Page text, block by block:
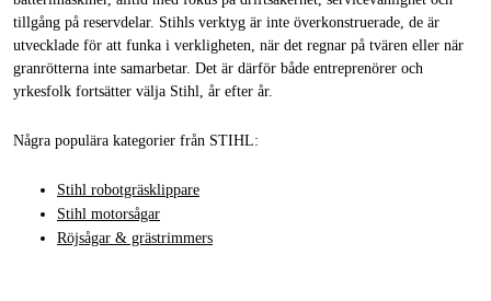
tillgång på reservdelar. Stihls verktyg är inte överkonstruerade, de är
utvecklade för att funka i verkligheten, när det regnar på tvären eller när
granrötterna inte samarbetar. Det är därför både entreprenörer och
yrkesfolk fortsätter välja Stihl, år efter år.
Några populära kategorier från STIHL:
Stihl robotgräsklippare
Stihl motorsågar
Röjsågar & gräs­trimmers